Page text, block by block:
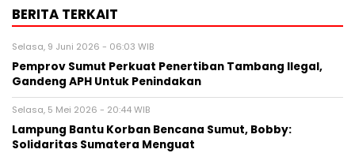
BERITA TERKAIT
Selasa, 9 Juni 2026 - 06:03 WIB
Pemprov Sumut Perkuat Penertiban Tambang Ilegal,
Gandeng APH Untuk Penindakan
Selasa, 5 Mei 2026 - 20:44 WIB
Lampung Bantu Korban Bencana Sumut, Bobby:
Solidaritas Sumatera Menguat